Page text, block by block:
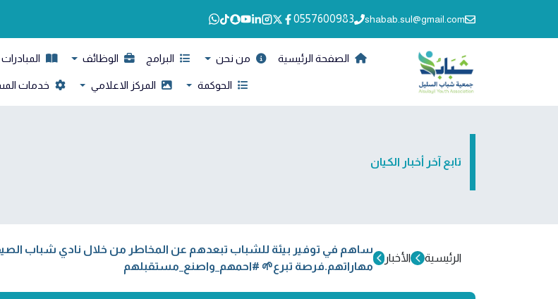
shabab.sul@gmail.com
0557600983
الصفحة الرئيسية من نحن البرامج الوظائف المبادرات
الحوكمة المركز الاعلامي خدمات
تابع آخر أخبار الكيان
الرئيسية الأخبار
ساهم في توفير بيئة للشباب تبعدهم عن المخاطر من خلال نادي شباب
مهاراتهم.فرصة تبرع🌱 #احمهم_واصنع_مستقبلهم